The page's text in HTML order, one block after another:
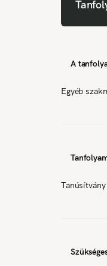
A
Egyéb
Tanúsítvány